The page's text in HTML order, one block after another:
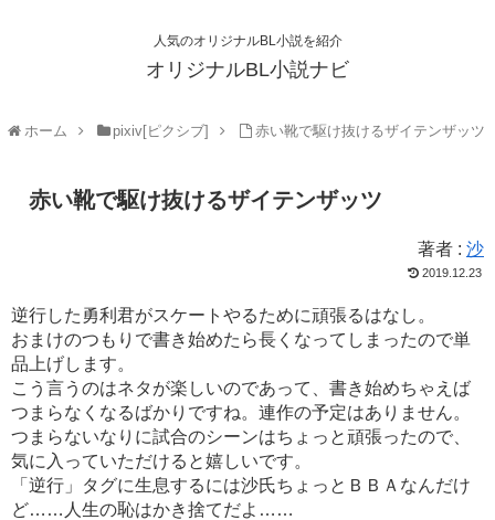
人気のオリジナルBL小説を紹介
オリジナルBL小説ナビ
ホーム pixiv[ピクシブ] 赤い靴で駆け抜けるザイテンザッツ
赤い靴で駆け抜けるザイテンザッツ
著者 : 沙
2019.12.23
逆行した勇利君がスケートやるために頑張るはなし。
おまけのつもりで書き始めたら長くなってしまったので単
品上げします。
こう言うのはネタが楽しいのであって、書き始めちゃえば
つまらなくなるばかりですね。連作の予定はありません。
つまらないなりに試合のシーンはちょっと頑張ったので、
気に入っていただけると嬉しいです。
「逆行」タグに生息するには沙氏ちょっとＢＢＡなんだけ
ど……人生の恥はかき捨てだよ……